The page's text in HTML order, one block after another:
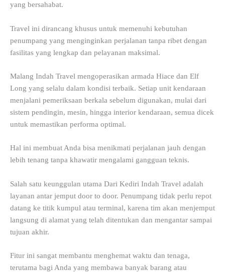
yang bersahabat.
Travel ini dirancang khusus untuk memenuhi kebutuhan
penumpang yang menginginkan perjalanan tanpa ribet dengan
fasilitas yang lengkap dan pelayanan maksimal.
Malang Indah Travel mengoperasikan armada Hiace dan Elf
Long yang selalu dalam kondisi terbaik. Setiap unit kendaraan
menjalani pemeriksaan berkala sebelum digunakan, mulai dari
sistem pendingin, mesin, hingga interior kendaraan, semua dicek
untuk memastikan performa optimal.
Hal ini membuat Anda bisa menikmati perjalanan jauh dengan
lebih tenang tanpa khawatir mengalami gangguan teknis.
Salah satu keunggulan utama Dari Kediri Indah Travel adalah
layanan antar jemput door to door. Penumpang tidak perlu repot
datang ke titik kumpul atau terminal, karena tim akan menjemput
langsung di alamat yang telah ditentukan dan mengantar sampai
tujuan akhir.
Fitur ini sangat membantu menghemat waktu dan tenaga,
terutama bagi Anda yang membawa banyak barang atau